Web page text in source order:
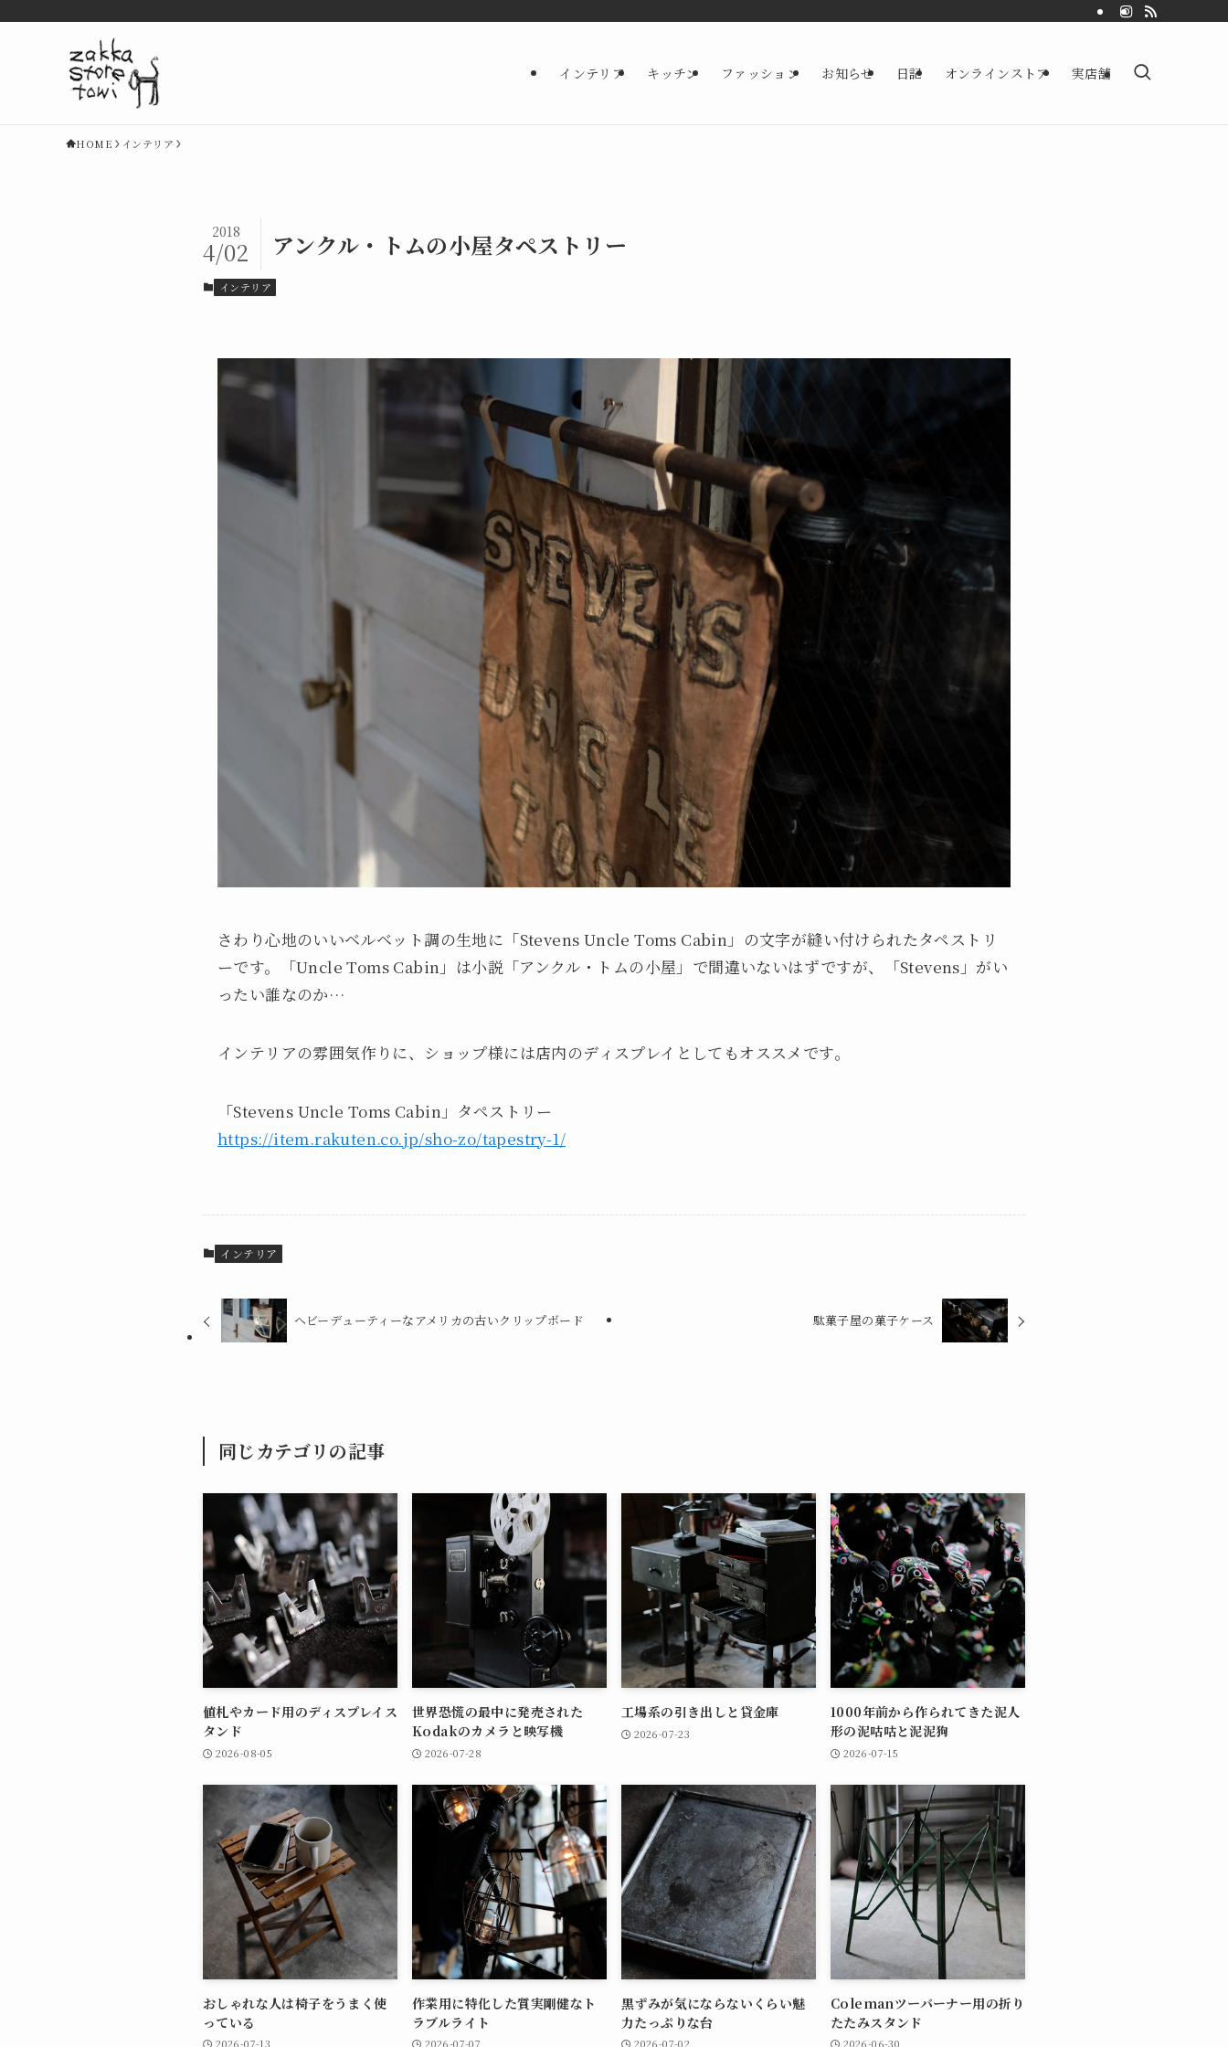
インテリア キッチン ファッション お知らせ 日記 オンラインストア 実店舗
HOME インテリア
アンクル・トムの小屋タペストリー
2018
4/02
インテリア
さわり心地のいいベルベット調の生地に「Stevens Uncle Toms Cabin」の文字が縫い付けられたタペストリ
ーです。「Uncle Toms Cabin」は小説「アンクル・トムの小屋」で間違いないはずですが、「Stevens」がい
ったい誰なのか…
インテリアの雰囲気作りに、ショップ様には店内のディスプレイとしてもオススメです。
「Stevens Uncle Toms Cabin」タペストリー
https://item.rakuten.co.jp/sho-zo/tapestry-1/
インテリア
ヘビーデューティーなアメリカの古いクリップボード 駄菓子屋の菓子ケース
同じカテゴリの記事
値札やカード用のディスプレイス
タンド
2026-08-05
世界恐慌の最中に発売された
Kodakのカメラと映写機
2026-07-28
工場系の引き出しと貸金庫
2026-07-23
1000年前から作られてきた泥人
形の泥咕咕と泥泥狗
2026-07-15
おしゃれな人は椅子をうまく使
っている
2026-07-13
作業用に特化した質実剛健なト
ラブルライト
2026-07-07
黒ずみが気にならないくらい魅
力たっぷりな台
2026-07-02
Colemanツーバーナー用の折り
たたみスタンド
2026-06-30